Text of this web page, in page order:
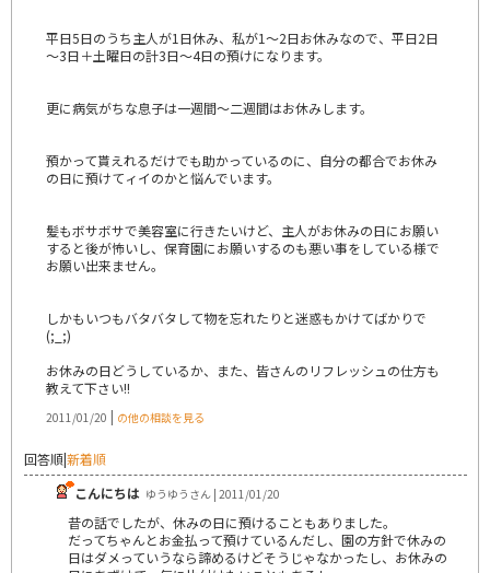
平日5日のうち主人が1日休み、私が1～2日お休みなので、平日2日
～3日＋土曜日の計3日～4日の預けになります。
更に病気がちな息子は一週間～二週間はお休みします。
預かって貰えれるだけでも助かっているのに、自分の都合でお休み
の日に預けてィイのかと悩んでいます。
髪もボサボサで美容室に行きたいけど、主人がお休みの日にお願い
すると後が怖いし、保育園にお願いするのも悪い事をしている様で
お願い出来ません。
しかもいつもバタバタして物を忘れたりと迷惑もかけてばかりで
(;_;)
お休みの日どうしているか、また、皆さんのリフレッシュの仕方も
教えて下さい!!
2011/01/20 | の他の相談を見る
回答順|新着順
こんにちは ゆうゆうさん | 2011/01/20
昔の話でしたが、休みの日に預けることもありました。
だってちゃんとお金払って預けているんだし、園の方針で休みの
日はダメっていうなら諦めるけどそうじゃなかったし、お休みの